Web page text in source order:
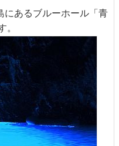
にあるブルーホール「青